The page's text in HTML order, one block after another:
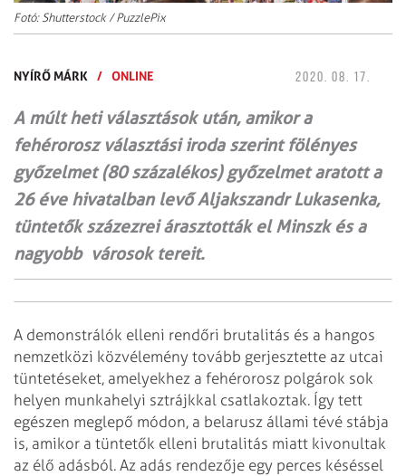
Fotó: Shutterstock / PuzzlePix
NYÍRŐ MÁRK / ONLINE 2020. 08. 17.
A múlt heti választások után, amikor a
fehérorosz választási iroda szerint fölényes
győzelmet (80 százalékos) győzelmet aratott a
26 éve hivatalban levő Aljakszandr Lukasenka,
tüntetők százezrei árasztották el Minszk és a
nagyobb városok tereit.
A demonstrálók elleni rendőri brutalitás és a hangos
nemzetközi közvélemény tovább gerjesztette az utcai
tüntetéseket, amelyekhez a fehérorosz polgárok sok
helyen munkahelyi sztrájkkal csatlakoztak. Így tett
egészen meglepő módon, a belarusz állami tévé stábja
is, amikor a tüntetők elleni brutalitás miatt kivonultak
az élő adásból. Az adás rendezője egy perces késéssel